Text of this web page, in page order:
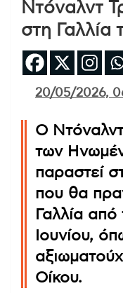
Ντόναλντ
στη Γαλλία
20/05/2026,
Ο
των
παραστεί
που θα
Γαλλία από
Ιουνίου,
Οίκου.